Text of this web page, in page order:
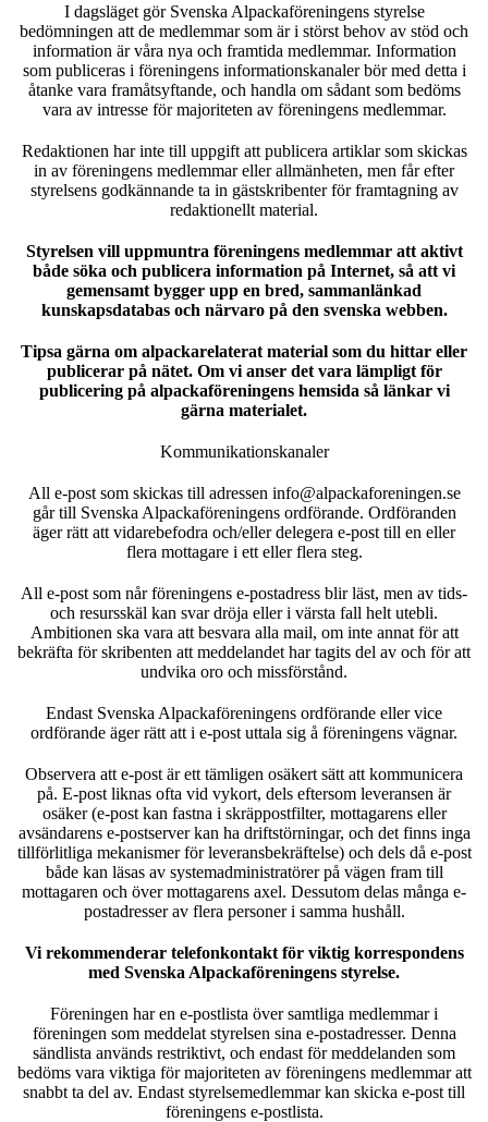
I dagsläget gör Svenska Alpackaföreningens styrelse
bedömningen att de medlemmar som är i störst behov av stöd och
information är våra nya och framtida medlemmar. Information
som publiceras i föreningens informationskanaler bör med detta i
åtanke vara framåtsyftande, och handla om sådant som bedöms
vara av intresse för majoriteten av föreningens medlemmar.
Redaktionen har inte till uppgift att publicera artiklar som skickas
in av föreningens medlemmar eller allmänheten, men får efter
styrelsens godkännande ta in gästskribenter för framtagning av
redaktionellt material.
Styrelsen vill uppmuntra föreningens medlemmar att aktivt
både söka och publicera information på Internet, så att vi
gemensamt bygger upp en bred, sammanlänkad
kunskapsdatabas och närvaro på den svenska webben.
Tipsa gärna om alpackarelaterat material som du hittar eller
publicerar på nätet. Om vi anser det vara lämpligt för
publicering på alpackaföreningens hemsida så länkar vi
gärna materialet.
Kommunikationskanaler
All e-post som skickas till adressen info@alpackaforeningen.se
går till Svenska Alpackaföreningens ordförande. Ordföranden
äger rätt att vidarebefodra och/eller delegera e-post till en eller
flera mottagare i ett eller flera steg.
All e-post som når föreningens e-postadress blir läst, men av tids-
och resursskäl kan svar dröja eller i värsta fall helt utebli.
Ambitionen ska vara att besvara alla mail, om inte annat för att
bekräfta för skribenten att meddelandet har tagits del av och för att
undvika oro och missförstånd.
Endast Svenska Alpackaföreningens ordförande eller vice
ordförande äger rätt att i e-post uttala sig å föreningens vägnar.
Observera att e-post är ett tämligen osäkert sätt att kommunicera
på. E-post liknas ofta vid vykort, dels eftersom leveransen är
osäker (e-post kan fastna i skräppostfilter, mottagarens eller
avsändarens e-postserver kan ha driftstörningar, och det finns inga
tillförlitliga mekanismer för leveransbekräftelse) och dels då e-post
både kan läsas av systemadministratörer på vägen fram till
mottagaren och över mottagarens axel. Dessutom delas många e-
postadresser av flera personer i samma hushåll.
Vi rekommenderar telefonkontakt för viktig korrespondens
med Svenska Alpackaföreningens styrelse.
Föreningen har en e-postlista över samtliga medlemmar i
föreningen som meddelat styrelsen sina e-postadresser. Denna
sändlista används restriktivt, och endast för meddelanden som
bedöms vara viktiga för majoriteten av föreningens medlemmar att
snabbt ta del av. Endast styrelsemedlemmar kan skicka e-post till
föreningens e-postlista.